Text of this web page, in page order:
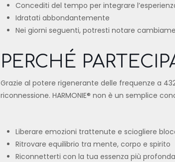
Concediti del tempo per integrare
Idratati abbondantemente
Nei giorni seguenti, potresti notare
PERCHÉ
Grazie al potere rigenerante delle frequenze a
riconnessione. HARMONIE® non è un semplice
Liberare emozioni trattenute e sciogliere
Ritrovare equilibrio tra mente, corpo e spirito
Riconnetterti con la tua essenza più profonda